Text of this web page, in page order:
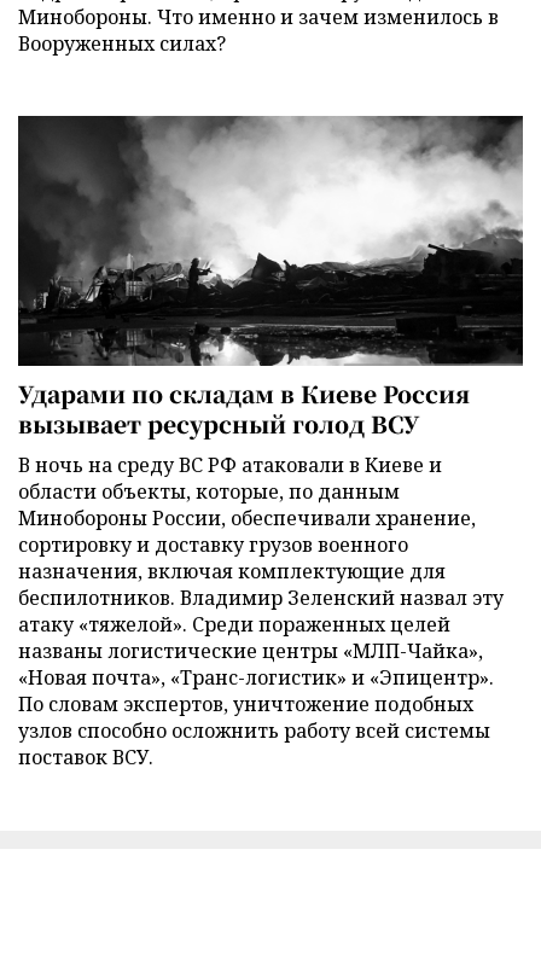
Минобороны. Что именно и зачем изменилось в
Вооруженных силах?
Ударами по складам в Киеве Россия
вызывает ресурсный голод ВСУ
В ночь на среду ВС РФ атаковали в Киеве и
области объекты, которые, по данным
Минобороны России, обеспечивали хранение,
сортировку и доставку грузов военного
назначения, включая комплектующие для
беспилотников. Владимир Зеленский назвал эту
атаку «тяжелой». Среди пораженных целей
названы логистические центры «МЛП-Чайка»,
«Новая почта», «Транс-логистик» и «Эпицентр».
По словам экспертов, уничтожение подобных
узлов способно осложнить работу всей системы
поставок ВСУ.